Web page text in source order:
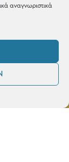
αναγνωριστικά
0